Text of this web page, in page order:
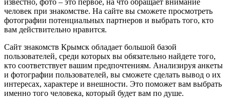
человек при знакомстве. На сайте вы сможете просмотреть
фотографии потенциальных партнеров и выбрать того, кто
вам действительно нравится.
Сайт знакомств Крымск обладает большой базой
пользователей, среди которых вы обязательно найдете того,
кто соответствует вашим предпочтениям. Анализируя анкеты
и фотографии пользователей, вы сможете сделать вывод о их
интересах, характере и внешности. Это поможет вам выбрать
именно того человека, который будет вам по душе.